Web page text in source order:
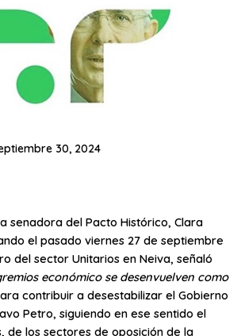
30, 2024
senadora del Pacto Histórico, Clara
el pasado viernes 27 de septiembre
del sector Unitarios en Neiva, señaló
económico se desenvuelven como
contribuir a desestabilizar el Gobierno
Petro, siguiendo en ese sentido el
de los sectores de oposición de la